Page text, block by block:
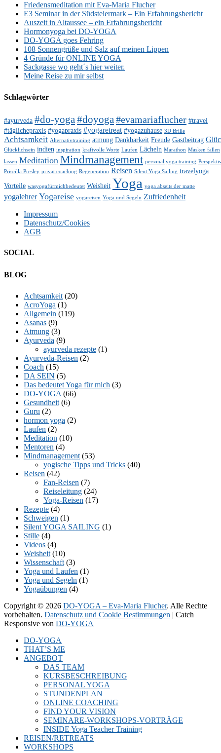
Friedensmeditation mit Eva-Maria Flucher
E3 Seminar in der Südsteiermark – Ein Erfahrungsbericht
Auszeit in Altaussee – ein Erfahrungsbericht
Hormonyoga bei DO-YOGA
DO-YOGA goes Fehring
108 Sonnengrüße und Salz auf meinen Lippen
4 Gründe für ONLINE YOGA
Sackgasse wo geht´s hier weiter.
Meine Reise zu mir selbst
Schlagwörter
#ayurveda #do-yoga#doyoga#evamariaflucher #travel
#täglichepraxis #yogapraxis #yogaretreat #yogazuhause 3D Brille
Achtsamkeit Alternativtraining atmung Dankbarkeit Freude Gastbeitrag
Glücklichsein indien inspiration kraftvolle Worte Laufen Lächeln Marathon Masken fallen
lassen Meditation Mindmanagement personal yoga training
Priscilla Presley privat coaching Regeneration Reisen Silent Yoga Sailing travelyoga
Vorteile wasyogafürmichbedeutet Weisheit Yoga yoga abseits der matte
yogalehrer Yogareise yogareisen Yoga und Segeln Zufriedenheit
Impressum
Datenschutz/Cookies
AGB
SOCIAL
Facebook
Twitter
E-
LinkedIn
YouTube
Instagram
BLOG
Achtsamkeit (20)
AcroYoga (1)
Allgemein (119)
Asanas (9)
Atmung (3)
Ayurveda (9)
ayurveda rezepte (1)
Ayurveda-Reisen (2)
Coach (15)
DA SEIN (5)
Das bedeutet Yoga für mich (3)
DO-YOGA (66)
Gesundheit (6)
Guru (2)
hormon yoga (2)
Laufen (2)
Meditation (10)
Mentoren (4)
Mindmanagement (53)
yogische Tipps und Tricks (40)
Reisen (42)
Fan-Reisen (7)
Reiseleitung (24)
Yoga-Reisen (17)
Rezepte (4)
Schweigen (1)
Silent YOGA SAILING (1)
Stille (4)
Videos (4)
Weisheit (10)
Wissenschaft (3)
Yoga und Laufen (1)
Yoga und Segeln (1)
Yogaübungen (4)
Copyright © 2026 DO-YOGA – Eva-Maria Flucher. Alle Rechte
vorbehalten. Datenschutz und Cookie Bestimmungen | Catch
Responsive von DO-YOGA
oben
scrollen
DO-YOGA
THAT’S ME
ANGEBOT
DAS TEAM
KURSBESCHREIBUNG
PERSONAL YOGA
STUNDENPLAN
ONLINE COACHING
FIND YOUR VISION
SEMINARE-WORKSHOPS-VORTRÄGE
INSIDE Yoga Teacher Training
REISEN/RETREATS
WORKSHOPS